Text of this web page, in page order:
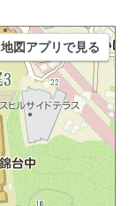
地図アプリで見る